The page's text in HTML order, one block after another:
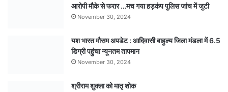
आरोपी मौके से फरार …मच गया हड़कंप पुलिस जांच में जुटी
November 30, 2024
यश भारत मौसम अपडेट : आदिवासी बाहुल्य जिला मंडला में 6.5
डिग्री पहुंचा न्यूनतम तापमान
November 30, 2024
श्रीराम शुक्ला को मातृ शोक